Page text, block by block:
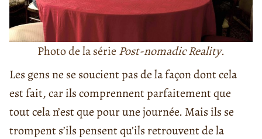
Photo de la série Post-nomadic Reality.
Les gens ne se soucient pas de la façon dont cela
est fait, car ils comprennent parfaitement que
tout cela n’est que pour une journée. Mais ils se
trompent s’ils pensent qu’ils retrouvent de la